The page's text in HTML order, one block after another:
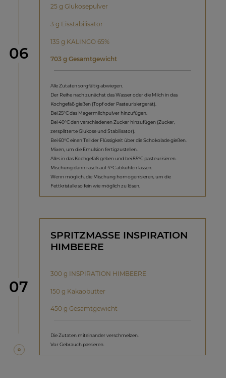
Schritt
06
25 g Glukosepulver
3 g Eisstabilisator
135 g KALINGO 65%
703 g Gesamtgewicht
Alle Zutaten sorgfältig abwiegen.
Der Reihe nach zunächst das Wasser oder die Milch in das
Kochgefäß gießen (Topf oder Pasteurisiergerät).
Bei 25°C das Magermilchpulver hinzufügen.
Bei 40°C den verschiedenen Zucker hinzufügen (Zucker,
zersplitterte Glukose und Stabilisator).
Bei 60°C einen Teil der Flüssigkeit über die Schokolade gießen.
Mixen, um die Emulsion fertigzustellen.
Alles in das Kochgefäß geben und bei 85°C pasteurisieren.
Mischung dann rasch auf 4°C abkühlen lassen.
Wenn möglich, die Mischung homogenisieren, um die
Fettkristalle so fein wie möglich zu lösen.
Schritt
07
SPRITZMASSE INSPIRATION
HIMBEERE
300 g INSPIRATION HIMBEERE
150 g Kakaobutter
450 g Gesamtgewicht
Die Zutaten miteinander verschmelzen.
Vor Gebrauch passieren.